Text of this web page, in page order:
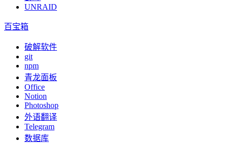
UNRAID
百宝箱
破解软件
git
npm
青龙面板
Office
Notion
Photoshop
外语翻译
Telegram
数据库